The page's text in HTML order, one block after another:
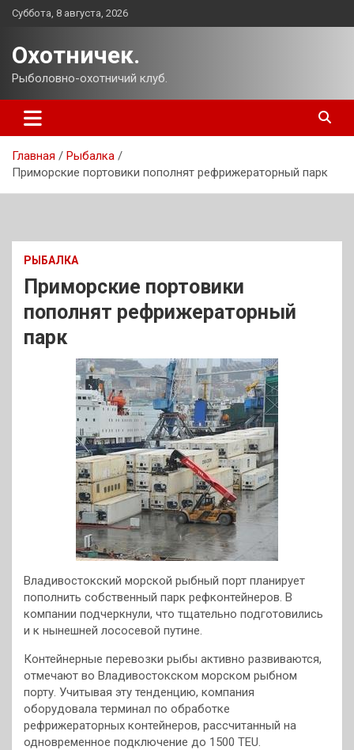
Перейти
Суббота, 8 августа, 2026
Охотничек.
Рыболовно-охотничий клуб.
Главная
Рыбалка
Приморские портовики пополнят рефрижераторный парк
РЫБАЛКА
Приморские портовики
пополнят рефрижераторный
парк
Владивостокский морской рыбный порт планирует
пополнить собственный парк рефконтейнеров. В
компании подчеркнули, что тщательно подготовились
и к нынешней лососевой путине.
Контейнерные перевозки рыбы активно развиваются,
отмечают во Владивостокском морском рыбном
порту. Учитывая эту тенденцию, компания
оборудовала терминал по обработке
рефрижераторных контейнеров, рассчитанный на
одновременное подключение до 1500 ТEU.